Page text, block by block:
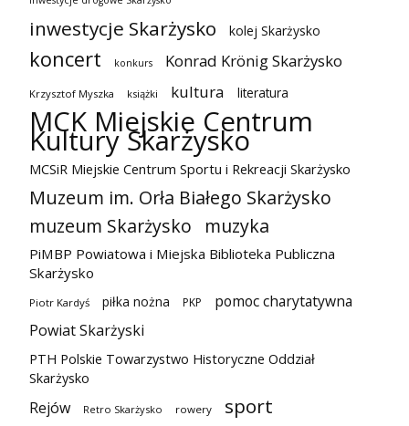
inwestycje Skarżysko kolej Skarżysko
koncert konkurs Konrad Krönig Skarżysko
Krzysztof Myszka książki kultura literatura
MCK Miejskie Centrum
Kultury Skarżysko
MCSiR Miejskie Centrum Sportu i Rekreacji Skarżysko
Muzeum im. Orła Białego Skarżysko
muzeum Skarżysko
muzyka
PiMBP Powiatowa i Miejska Biblioteka Publiczna
Skarżysko
Piotr Kardyś piłka nożna PKP
pomoc charytatywna
Powiat Skarżyski
PTH Polskie Towarzystwo Historyczne Oddział
Skarżysko
Rejów Retro Skarżysko rowery sport